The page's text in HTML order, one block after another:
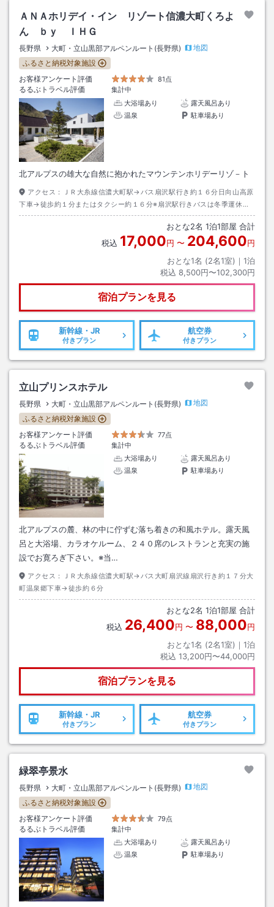
ＡＮＡホリデイ・イン リゾート信濃大町くろよ
ん ｂｙ ＩＨＧ
長野県 大町・立山黒部アルペンルート(長野県)
地図
ふるさと納税対象施設
お客様アンケート評価
81点
るるぶトラベル評価
集計中
大浴場あり
露天風呂あり
温泉
駐車場あり
北アルプスの雄大な自然に抱かれたマウンテンホリデーリゾ－ト
アクセス：
ＪＲ大糸線信濃大町駅→バス扇沢駅行き約１６分日向山高原
下車→徒歩約１分またはタクシー約１６分※扇沢駅行きバスは冬季運休す
る場合があります
おとな2名 1泊1部屋 合計
税込 17,000円 〜 204,600円
おとな1名 (2名1室)｜ 1泊
税込 8,500円〜102,300円
宿泊プランを見る
新幹線・JR
付きプラン
航空券
付きプラン
立山プリンスホテル
長野県 大町・立山黒部アルペンルート(長野県)
地図
ふるさと納税対象施設
お客様アンケート評価
77点
るるぶトラベル評価
集計中
大浴場あり
露天風呂あり
温泉
駐車場あり
北アルプスの麓、林の中に佇ずむ落ち着きの和風ホテル。露天風
呂と大浴場、カラオケルーム、２４０席のレストランと充実の施
設でお寛ろぎ下さい。※当…
アクセス：
ＪＲ大糸線信濃大町駅→バス大町扇沢線扇沢行き約１７分大
町温泉郷下車→徒歩約６分
おとな2名 1泊1部屋 合計
税込 26,400円 〜 88,000円
おとな1名 (2名1室)｜ 1泊
税込 13,200円〜44,000円
宿泊プランを見る
新幹線・JR
付きプラン
航空券
付きプラン
緑翠亭景水
長野県 大町・立山黒部アルペンルート(長野県)
地図
ふるさと納税対象施設
お客様アンケート評価
79点
るるぶトラベル評価
集計中
大浴場あり
露天風呂あり
温泉
駐車場あり